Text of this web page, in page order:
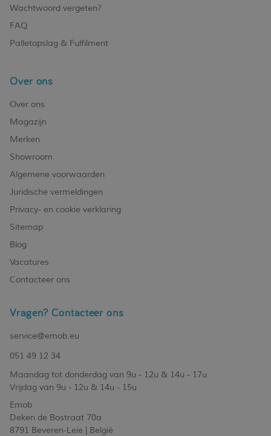
Wachtwoord vergeten?
FAQ
Palletopslag & Fulfilment
Over ons
Over ons
Magazijn
Merken
Showroom
Algemene voorwaarden
Juridische vermeldingen
Privacy- en cookie verklaring
Sitemap
Blog
Vacatures
Contacteer ons
Vragen? Contacteer ons
service@emob.eu
051 49 12 34
Maandag tot donderdag van 9u - 12u & 14u - 17u
Vrijdag van 9u - 12u & 14u - 15u
Emob
Deken de Bostraat 70a
8791 Beveren-Leie | België